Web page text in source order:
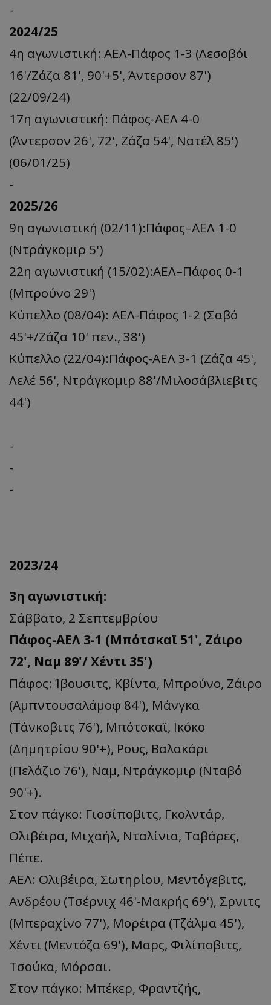
-
2024/25
4η αγωνιστική: ΑΕΛ-Πάφος 1-3 (Λεσοβόι
16'/Ζάζα 81', 90'+5', Άντερσον 87')
(22/09/24)
17η αγωνιστική: Πάφος-ΑΕΛ 4-0
(Άντερσον 26', 72', Ζάζα 54', Νατέλ 85')
(06/01/25)
-
2025/26
9η αγωνιστική (02/11):Πάφος–ΑΕΛ 1-0
(Ντράγκομιρ 5')
22η αγωνιστική (15/02):ΑΕΛ–Πάφος 0-1
(Μπρούνο 29')
Κύπελλο (08/04): ΑΕΛ-Πάφος 1-2 (Σαβό
45'+/Ζάζα 10' πεν., 38')
Κύπελλο (22/04):Πάφος-ΑΕΛ 3-1 (Ζάζα 45',
Λελέ 56', Ντράγκομιρ 88'/Μιλοσάβλιεβιτς
44')
-
-
-
2023/24
3η αγωνιστική:
Σάββατο, 2 Σεπτεμβρίου
Πάφος-ΑΕΛ 3-1 (Μπότσκαϊ 51', Ζάιρο
72', Ναμ 89'/ Xέντι 35')
Πάφος: Ίβουσιτς, Κβίντα, Μπρούνο, Ζάιρο
(Αμπντουσαλάμοφ 84'), Μάνγκα
(Τάνκοβιτς 76'), Μπότσκαϊ, Ικόκο
(Δημητρίου 90'+), Ρους, Βαλακάρι
(Πελάζιο 76'), Ναμ, Ντράγκομιρ (Νταβό
90'+).
Στον πάγκο: Γιοσίποβιτς, Γκολντάρ,
Ολιβέιρα, Μιχαήλ, Νταλίνια, Ταβάρες,
Πέπε.
ΑΕΛ: Ολιβέιρα, Σωτηρίου, Μεντόγεβιτς,
Ανδρέου (Τσέρνιχ 46'-Μακρής 69'), Σρνιτς
(Μπεραχίνο 77'), Μορέιρα (Τζάλμα 45'),
Χέντι (Μεντόζα 69'), Μαρς, Φιλίποβιτς,
Τσούκα, Μόρσαϊ.
Στον πάγκο: Μπέκερ, Φραντζής,